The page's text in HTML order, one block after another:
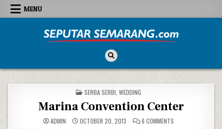
Skip to content
MENU
POSTED IN
SERBA SERBI WEDDING
Marina Convention Center
ADMIN OCTOBER 20, 2013 6 COMMENTS